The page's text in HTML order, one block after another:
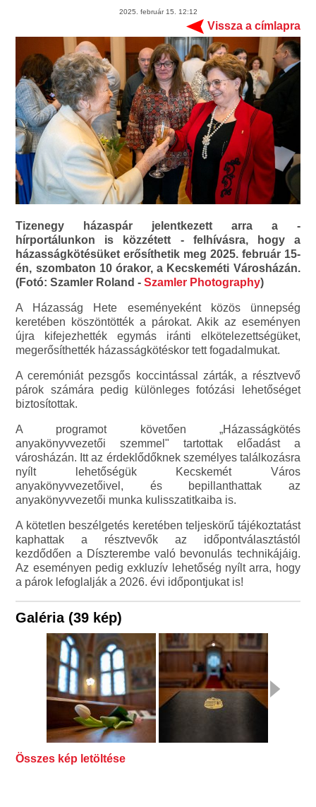
2025. február 15. 12:12
Vissza a címlapra
Tizenegy házaspár jelentkezett arra a -
hírportálunkon is közzétett - felhívásra, hogy a
házasságkötésüket erősíthetik meg 2025. február 15-
én, szombaton 10 órakor, a Kecskeméti Városházán.
(Fotó: Szamler Roland -Szamler Photography)
A Házasság Hete eseményeként közös ünnepség
keretében köszöntötték a párokat. Akik az eseményen
újra kifejezhették egymás iránti elkötelezettségüket,
megerősíthették házasságkötéskor tett fogadalmukat.
A ceremóniát pezsgős koccintással zárták, a résztvevő
párok számára pedig különleges fotózási lehetőséget
biztosítottak.
A programot követően „Házasságkötés
anyakönyvvezetői szemmel" tartottak előadást a
városházán. Itt az érdeklődőknek személyes találkozásra
nyílt lehetőségük Kecskemét Város
anyakönyvvezetőivel, és bepillanthattak az
anyakönyvvezetői munka kulisszatitkaiba is.
A kötetlen beszélgetés keretében teljeskörű tájékoztatást
kaphattak a résztvevők az időpontválasztástól
kezdődően a Díszterembe való bevonulás technikájáig.
Az eseményen pedig exkluzív lehetőség nyílt arra, hogy
a párok lefoglalják a 2026. évi időpontjukat is!
Galéria (39 kép)
Összes kép letöltése